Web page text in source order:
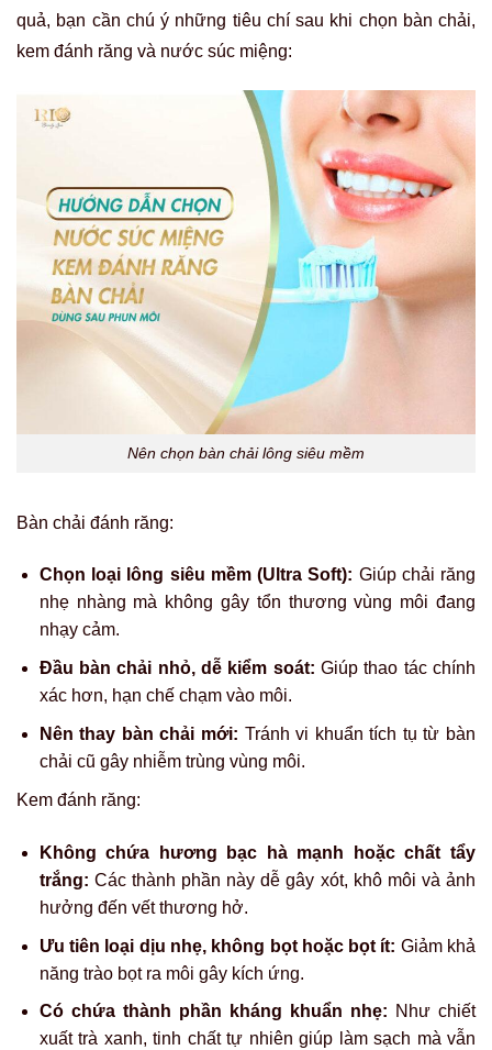
quả, bạn cần chú ý những tiêu chí sau khi chọn bàn chải,
kem đánh răng và nước súc miệng:
Nên chọn bàn chải lông siêu mềm
Bàn chải đánh răng:
Chọn loại lông siêu mềm (Ultra Soft): Giúp chải răng
nhẹ nhàng mà không gây tổn thương vùng môi đang
nhạy cảm.
Đầu bàn chải nhỏ, dễ kiểm soát: Giúp thao tác chính
xác hơn, hạn chế chạm vào môi.
Nên thay bàn chải mới: Tránh vi khuẩn tích tụ từ bàn
chải cũ gây nhiễm trùng vùng môi.
Kem đánh răng:
Không chứa hương bạc hà mạnh hoặc chất tẩy
trắng: Các thành phần này dễ gây xót, khô môi và ảnh
hưởng đến vết thương hở.
Ưu tiên loại dịu nhẹ, không bọt hoặc bọt ít: Giảm khả
năng trào bọt ra môi gây kích ứng.
Có chứa thành phần kháng khuẩn nhẹ: Như chiết
xuất trà xanh, tinh chất tự nhiên giúp làm sạch mà vẫn